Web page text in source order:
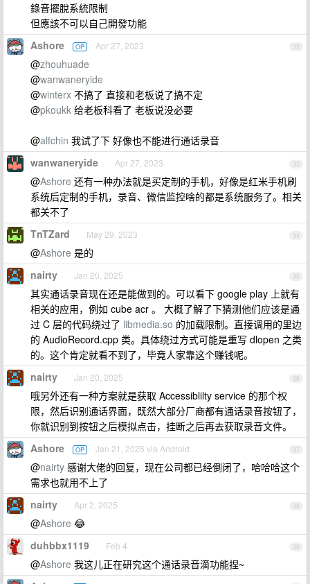
錄音擺脫系統限制
但應該不可以自己開發功能
32
Ashore OP Apr 27, 2023
@zhouhuade
@wanwaneryide
@winterx 不搞了 直接和老板说了搞不定
@pkoukk 给老板科看了 老板说没必要
@alfchin 我试了下 好像也不能进行通话录音
33
wanwaneryide Apr 27, 2023
@Ashore 还有一种办法就是买定制的手机，好像是红米手机刷
系统后定制的手机，录音、微信监控啥的都是系统服务了。相关
都关不了
34
TnTZard May 29, 2023
@Ashore 是的
35
nairty Jan 20, 2025
其实通话录音现在还是能做到的。可以看下 google play 上就有
相关的应用，例如 cube acr 。 大概了解了下猜测他们应该是通
过 C 层的代码绕过了 libmedia.so 的加载限制。直接调用的里边
的 AudioRecord.cpp 类。具体绕过方式可能是重写 dlopen 之类
的。这个肯定就看不到了，毕竟人家靠这个赚钱呢。
36
nairty Jan 20, 2025
哦另外还有一种方案就是获取 Accessiblilty service 的那个权
限，然后识别通话界面，既然大部分厂商都有通话录音按钮了，
你就识别到按钮之后模拟点击，挂断之后再去获取录音文件。
37
Ashore OP Jan 21, 2025 via Android
@nairty 感谢大佬的回复，现在公司都已经倒闭了，哈哈哈这个
需求也就用不上了
38
nairty Apr 2, 2025
@Ashore 😂
39
duhbbx1119 Feb 4
@Ashore 我这儿正在研究这个通话录音滴功能捏~